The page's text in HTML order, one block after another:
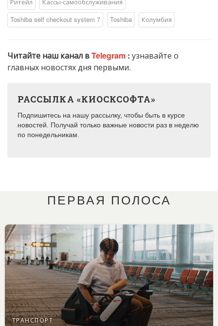
Toshiba self checkout system 7
Toshiba Колумбия
Читайте наш канал вTelegram : узнавайте о
главных новостях дня первыми.
РАССЫЛКА «КИОСКСОФТА»
Подпишитесь на нашу рассылку, чтобы быть в курсе
новостей. Получай только важные новости раз в неделю
по понедельникам.
ПЕРВАЯ ПОЛОСА
ТРАНСПОРТ